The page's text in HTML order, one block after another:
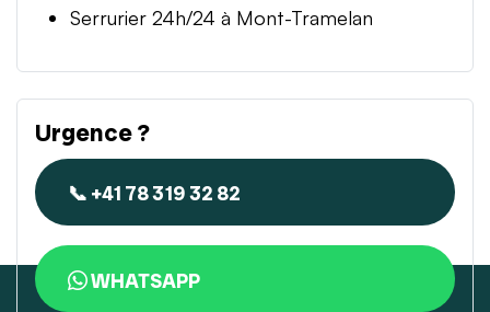
Serrurier 24h/24 à Mont-Tramelan
Urgence ?
📞 +41 78 319 32 82
WHATSAPP